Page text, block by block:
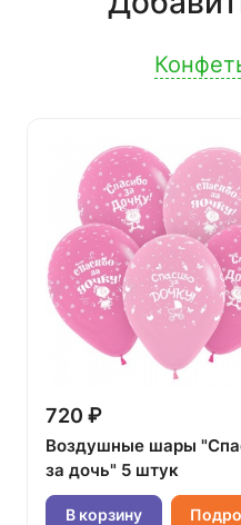
720 ₽
Воздушные шары
за дочь" 5 штук
В корзину